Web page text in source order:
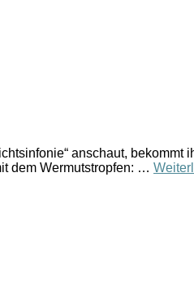
anschaut,
dem Wermutstropfen: …